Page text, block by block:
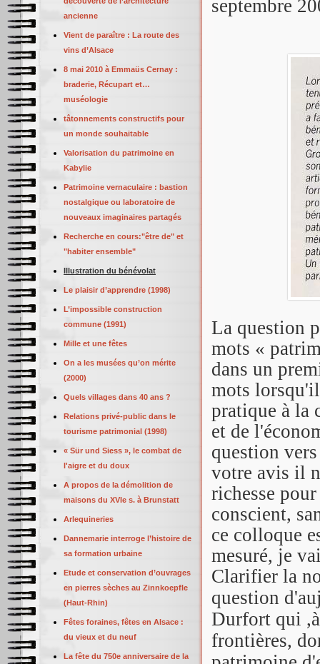
septembre
La question
mots «
dans un
mots
pratique à la
et de
question
votre avis il
richesse
conscient,
ce colloque
mesuré, je
Clarifier la
question
Durfort qui
frontières,
ancienne
Vient de paraître : La route des
vins d’Alsace
8 mai 2010 à Emmaüs Cernay :
braderie, Récupart et…
muséologie
tâtonnements constructifs pour
un monde souhaitable
Valorisation du patrimoine en
Kabylie
Patrimoine vernaculaire : bastion
nostalgique ou laboratoire de
nouveaux imaginaires partagés
Recherche en cours:"être de" et
"habiter ensemble"
Illustration du bénévolat
Le plaisir d’apprendre (1998)
L’impossible construction
commune (1991)
Mille et une fêtes
On a les musées qu’on mérite
(2000)
Quels villages dans 40 ans ?
Relations privé-public dans le
tourisme patrimonial (1998)
« Sür und Siess », le combat de
l'aigre et du doux
A propos de la démolition de
maisons du XVIe s. à Brunstatt
Arlequineries
Dannemarie interroge l’histoire de
sa formation urbaine
Etude et conservation d’ouvrages
en pierres sèches au Zinnkoepfle
(Haut-Rhin)
Fêtes foraines, fêtes en Alsace :
du vieux et du neuf
La fête du 750e anniversaire de la